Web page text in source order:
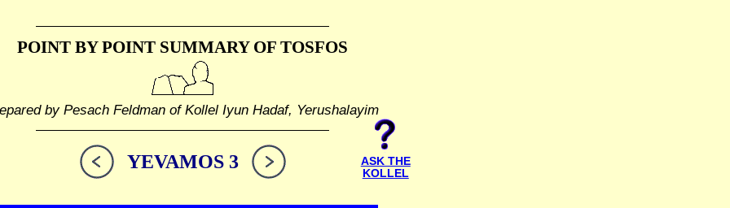
POINT BY POINT SUMMARYOF TOSFOS
by Pesach Feldman of Kollel Iyun Hadaf, Yerushalayim
YEVAMOS 3
ASK THE
KOLLEL